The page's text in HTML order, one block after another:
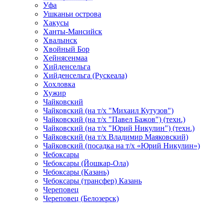
Уфа
Ушканьи острова
Хакусы
Ханты-Мансийск
Хвалынск
Хвойный Бор
Хейнясенмаа
Хийденсельга
Хийденсельга (Рускеала)
Хохловка
Хужир
Чайковский
Чайковский (на т/х "Михаил Кутузов")
Чайковский (на т/х "Павел Бажов") (техн.)
Чайковский (на т/х "Юрий Никулин") (техн.)
Чайковский (на т/х Владимир Маяковский)
Чайковский (посадка на т/х «Юрий Никулин»)
Чебоксары
Чебоксары (Йошкар-Ола)
Чебоксары (Казань)
Чебоксары (трансфер) Казань
Череповец
Череповец (Белозерск)